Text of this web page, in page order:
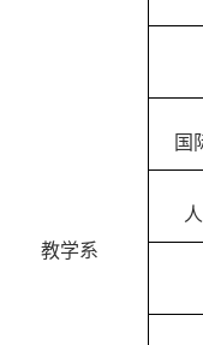
教学系
国